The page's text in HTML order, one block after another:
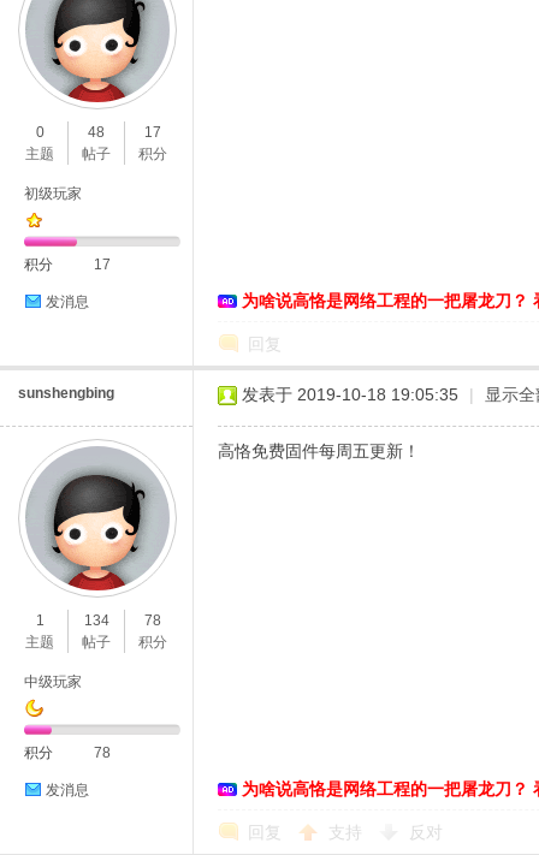
0
主题
48
帖子
17
积分
初级玩家
积分 17
发消息 为啥说高恪是网络工程的一把屠龙刀？
回复
sunshengbing
1
主题
134
帖子
78
积分
中级玩家
积分 78
发消息
发表于 2019-10-18 19:05:35 | 显示
高恪免费固件每周五更新！
为啥说高恪是网络工程的一把屠龙刀？
回复 支持 反对